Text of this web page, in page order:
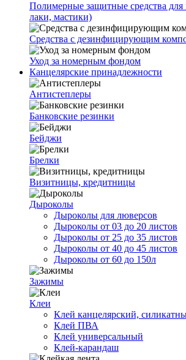
Полимерные защитные средства
лаки, мастики)
Средства с дезинфицирующим
Уход за номерным фондом
Канцелярские принадлежности
Антистеплеры
Банковские резинки
Бейджи
Брелки
Визитницы, кредитницы
Дыроколы
Дыроколы для люверсов
Дыроколы от 03 до 20 листов
Дыроколы от 25 до 35 листов
Дыроколы от 40 до 45 листов
Дыроколы от 60 до 150л
Зажимы
Клеи
Клей канцелярский,
Клей ПВА
Клей универсальный
Клей-карандаш